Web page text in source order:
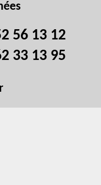
56 13 12
33 13 95